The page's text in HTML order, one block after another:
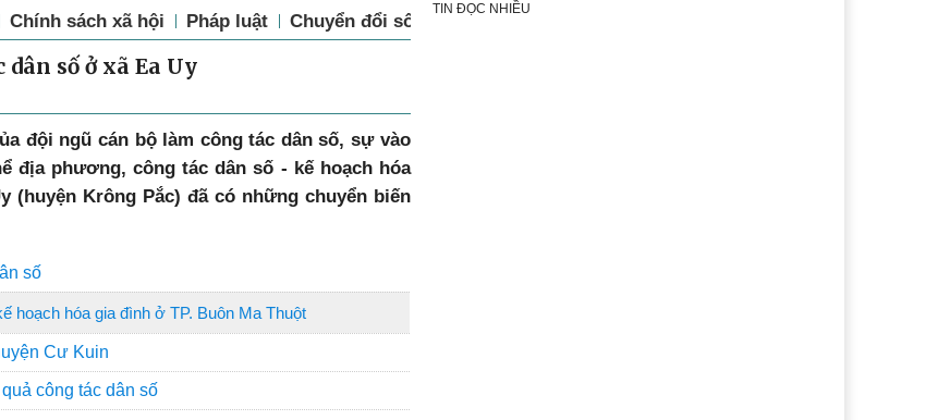
Chính sách xã hội Pháp luật Chuyển đổi số Thể thao
số ở xã Ea Uy
đội ngũ cán bộ làm công tác dân số, sự vào
địa phương, công tác dân số - kế hoạch hóa
(huyện Krông Pắc) đã có những chuyển biến
số
hoạch hóa gia đình ở TP. Buôn Ma Thuột
Cư Kuin
công tác dân số
TIN ĐỌC NHIỀU